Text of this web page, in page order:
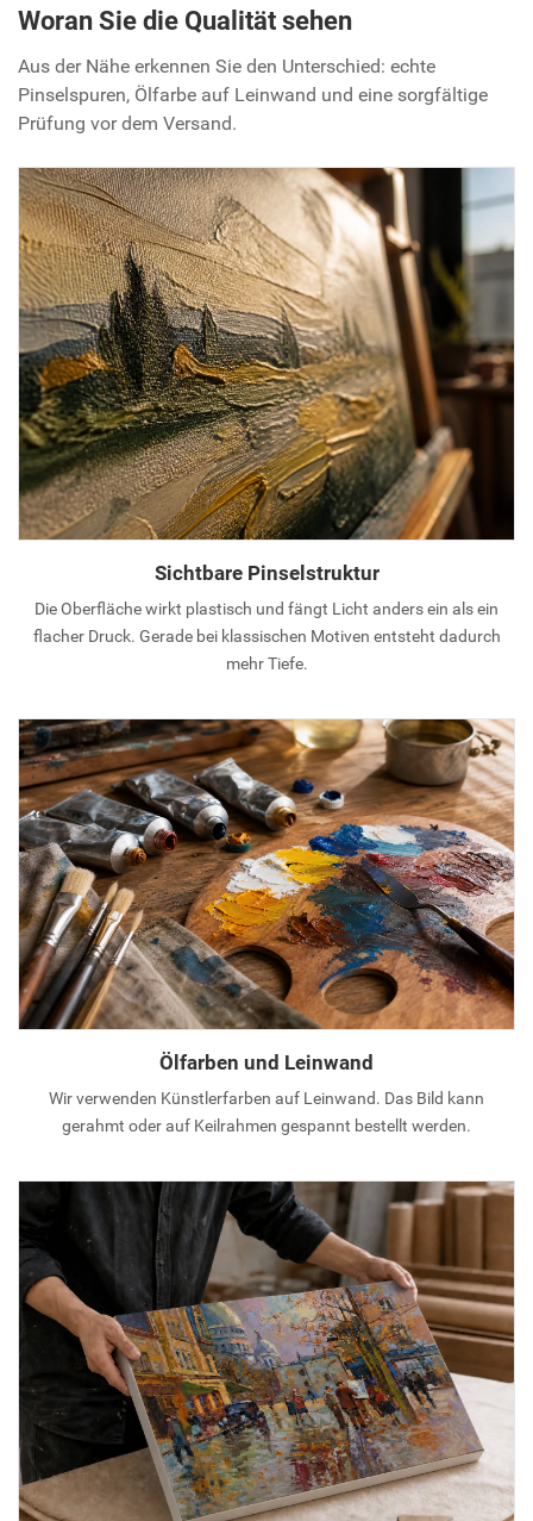
Woran Sie die Qualität sehen
Aus der Nähe erkennen Sie den Unterschied: echte
Pinselspuren, Ölfarbe auf Leinwand und eine sorgfältige
Prüfung vor dem Versand.
Sichtbare Pinselstruktur
Die Oberfläche wirkt plastisch und fängt Licht anders ein als ein
flacher Druck. Gerade bei klassischen Motiven entsteht dadurch
mehr Tiefe.
Ölfarben und Leinwand
Wir verwenden Künstlerfarben auf Leinwand. Das Bild kann
gerahmt oder auf Keilrahmen gespannt bestellt werden.